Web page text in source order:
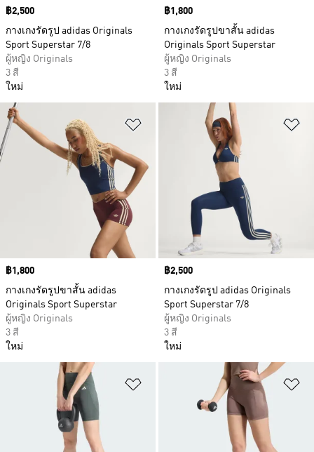
Price
฿2,500
กางเกงรัดรูป adidas Originals
Sport Superstar 7/8
ผู้หญิง Originals
3 สี
ใหม่
Price
฿1,800
กางเกงรัดรูปขาสั้น adidas
Originals Sport Superstar
ผู้หญิง Originals
3 สี
ใหม่
เพิ่มไปยังรายการสินค้าโปรด
Price
฿1,800
กางเกงรัดรูปขาสั้น adidas
Originals Sport Superstar
ผู้หญิง Originals
3 สี
ใหม่
Price
฿2,500
กางเกงรัดรูป adidas Originals
Sport Superstar 7/8
ผู้หญิง Originals
3 สี
ใหม่
เพิ่มไปยังรายการสินค้าโปรด